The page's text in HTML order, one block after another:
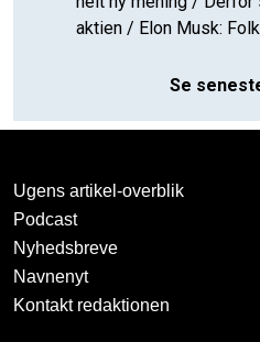
aktien / Elon Musk:
Se
Ugens artikel-overblik
Podcast
Nyhedsbreve
Navnenyt
Kontakt redaktionen